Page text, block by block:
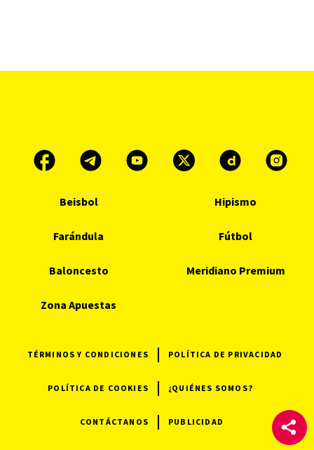
Beisbol Hipismo
Farándula Fútbol
Baloncesto Meridiano Premium
Zona Apuestas
TÉRMINOS Y CONDICIONES POLÍTICA DE PRIVACIDAD
POLÍTICA DE COOKIES ¿QUIÉNES SOMOS?
CONTÁCTANOS PUBLICIDAD